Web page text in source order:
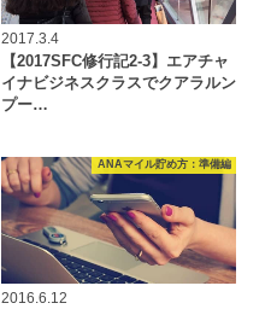
2017.3.4
【2017SFC修行記2-3】エアチャ
イナビジネスクラスでクアラルン
プー…
ANAマイル貯め方：準備編
2016.6.12